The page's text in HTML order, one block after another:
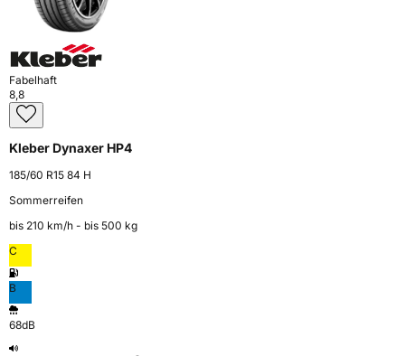
Fabelhaft
8,8
Kleber Dynaxer HP4
185/60 R15 84 H
Sommerreifen
bis 210 km⁠/⁠h - bis 500 kg
C
B
68dB